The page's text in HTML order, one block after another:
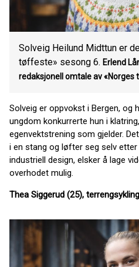
Solveig Heilund Midttun er
tøffeste» sesong 6. Erlend
redaksjonell omtale av «Norges
Solveig er oppvokst i Bergen, og
ungdom konkurrerte hun i
egenvektstrening som gjelder.
i en stang og løfter seg selv
industriell design, elsker å lage
overhodet mulig.
Thea Siggerud (25), terrengsykling